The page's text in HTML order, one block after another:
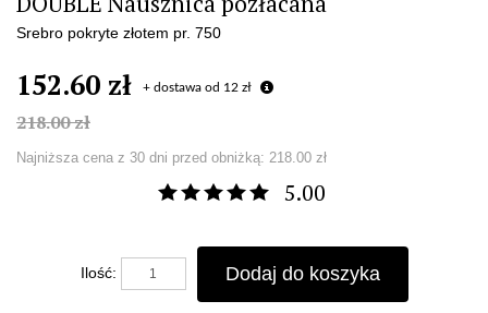
Srebro pokryte złotem pr. 750
152.60 zł + dostawa od 12 zł
218.00 zł
Najniższa cena z 30 dni przed obniżką: 218.00 zł
5.00
Ilość: Dodaj do koszyka